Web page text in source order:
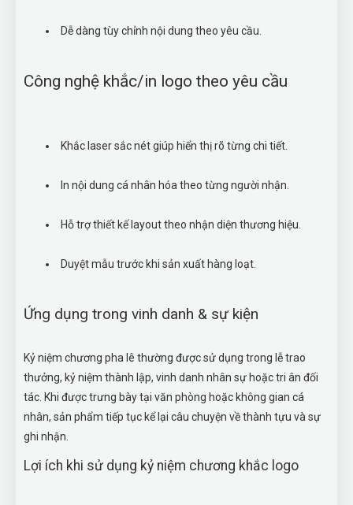
Dễ dàng tùy chỉnh nội dung theo yêu cầu.
Công nghệ khắc/in logo theo yêu cầu
Khắc laser sắc nét giúp hiển thị rõ từng chi tiết.
In nội dung cá nhân hóa theo từng người nhận.
Hỗ trợ thiết kế layout theo nhận diện thương hiệu.
Duyệt mẫu trước khi sản xuất hàng loạt.
Ứng dụng trong vinh danh & sự kiện
Kỷ niệm chương pha lê thường được sử dụng trong lễ trao
thưởng, kỷ niệm thành lập, vinh danh nhân sự hoặc tri ân đối
tác. Khi được trưng bày tại văn phòng hoặc không gian cá
nhân, sản phẩm tiếp tục kể lại câu chuyện về thành tựu và sự
ghi nhận.
Lợi ích khi sử dụng kỷ niệm chương khắc logo